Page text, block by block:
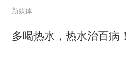
新媒体
多喝热水，热水治百病！